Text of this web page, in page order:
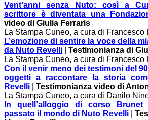
Vent’anni senza Nuto: così a
scrittore è diventata una
video di Giulia Ferraris
La Stampa Cuneo, a cura di
L’emozione di sentire la voce della
da Nuto Revelli
Testimonianza di
La Stampa Cuneo, a cura di
Con il venir meno dei testimoni del
oggetti a raccontare la storia
Revelli
Testimonianza video di
La Stampa Cuneo, a cura di Danilo
n quell’alloggio di corso
passato il mondo di Nuto Revelli|